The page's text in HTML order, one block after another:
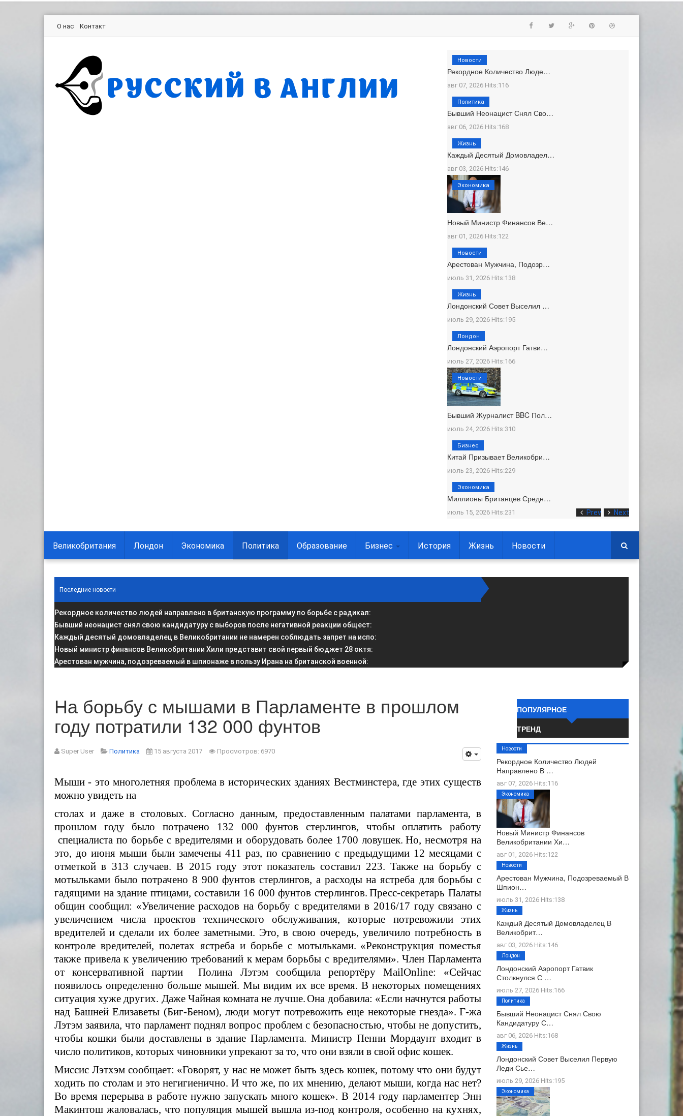
О нас Контакт
Prev Next
Рекордное Количество Люде…
авг 07, 2026 Hits:116
Новости
Бывший Неонацист Снял Сво…
авг 06, 2026 Hits:168
Политика
Каждый Десятый Домовладел…
авг 03, 2026 Hits:146
Жизнь
Новый Министр Финансов Ве…
авг 01, 2026 Hits:122
Экономика
Арестован Мужчина, Подозр…
июль 31, 2026 Hits:138
Новости
Лондонский Совет Выселил …
июль 29, 2026 Hits:195
Жизнь
Лондонский Аэропорт Гатви…
июль 27, 2026 Hits:166
Лондон
Бывший Журналист BBC Пол…
июль 24, 2026 Hits:310
Новости
Китай Призывает Великобри…
июль 23, 2026 Hits:229
Бизнес
Миллионы Британцев Средн…
июль 15, 2026 Hits:231
Экономика
Великобритания Лондон Экономика Политика Образование Бизнес История Жизнь Новости
Последние новости
Рекордное количество людей направлено в британскую программу по борьбе с радикал:
Бывший неонацист снял свою кандидатуру с выборов после негативной реакции общест:
Каждый десятый домовладелец в Великобритании не намерен соблюдать запрет на испо:
Новый министр финансов Великобритании Хили представит свой первый бюджет 28 октя:
Арестован мужчина, подозреваемый в шпионаже в пользу Ирана на британской военной:
На борьбу с мышами в Парламенте в прошлом
году потратили 132 000 фунтов
Super User Политика 15 августа 2017 Просмотров: 6970
Мыши - это многолетняя проблема в исторических зданиях Вестминстера, где этихсуществ
можно увидеть на
столахи даже в столовых.Согласно данным, предоставленным палатами парламента, в
прошлом году было потрачено 132 000 фунтов стерлингов, чтобы оплатить работу
специалиста по борьбе с вредителями и оборудовать более 1700 ловушек. Но, несмотря на
это, до июня мыши были замечены 411 раз, по сравнению с предыдущими 12 месяцами с
отметкой в 313 случаев. В 2015 году этот показатель составил 223. Такжена борьбу с
мотыльками было потрачено 8 900 фунтов стерлингов, а расходы на ястреба для борьбы с
гадящими на здание птицами, составили 16 000 фунтов стерлингов. Пресс-секретарь Палаты
общин сообщил: «Увеличение расходов на борьбу с вредителями в 2016/17 году связано с
увеличением числа проектов технического обслуживания, которые потревожили этих
вредителей и сделали их более заметными. Это, в свою очередь, увеличило потребность в
контроле вредителей, полетах ястреба и борьбе с мотыльками. «Реконструкция поместья
также привела к увеличению требований к мерам борьбы с вредителями». Член Парламента
от консервативной партии
Полина Лэтэм сообщила репортёру MailOnline: «Сейчас
появилось определенно больше мышей. Мы видим их все время. В некоторых помещениях
ситуация хуже других. Даже Чайная комната не лучше.Она добавила: «Если начнутся работы
над Башней Елизаветы (Биг-Беном), люди могут потревожить еще некоторые гнезда». Г-жа
Лэтэм заявила, что парламент поднял вопрос проблем с безопасностью, чтобы не допустить,
чтобы кошки были доставлены в здание Парламента. Министр Пенни Мордаунт входит в
число политиков, которых чиновники упрекают за то, что они взяли в свой офис кошек.
Миссис Лэтхэм сообщает: «Говорят, у нас не может быть здесь кошек, потому что они будут
ходить по столам и это негигиенично. И что же, по их мнению, делают мыши, когда нас нет?
Во время перерыва в работе нужно запускать много кошек».В 2014 году парламентер Энн
Макинтош жаловалась, что популяция мышей вышла из-под контроля, особенно на кухнях,
ПОПУЛЯРНОЕ
ТРЕНД
Рекордное Количество Людей
Направлено В …
авг 07, 2026 Hits:116
Новости
Новый Министр Финансов
Великобритании Хи…
авг 01, 2026 Hits:122
Экономика
Арестован Мужчина, Подозреваемый В
Шпион…
июль 31, 2026 Hits:138
Новости
Каждый Десятый Домовладелец В
Великобрит…
авг 03, 2026 Hits:146
Жизнь
Лондонский Аэропорт Гатвик
Столкнулся С …
июль 27, 2026 Hits:166
Лондон
Бывший Неонацист Снял Свою
Кандидатуру С…
авг 06, 2026 Hits:168
Политика
Лондонский Совет Выселил Первую
Леди Сье…
июль 29, 2026 Hits:195
Жизнь
Экономика